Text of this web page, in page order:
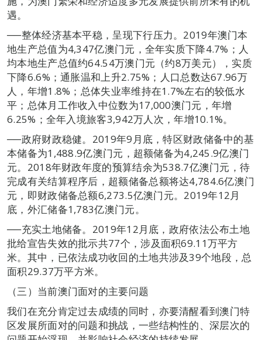
遇。
──整体经济基本平稳，呈现下行压力。2019年澳门本
地生产总值为4,347亿澳门元，全年实质下降4.7%；人
均本地生产总值约64.54万澳门元（约8万美元），实质
下降6.6%；通胀温和上升2.75%；人口总数达67.96万
人，年增1.8%；总体失业率维持在1.7%左右的较低水
平；总体月工作收入中位数为17,000澳门元，年增
6.25%；全年入境旅客3,942万人次，年增10.1%。
──政府财政稳健。2019年9月底，特区财政储备中的基
本储备为1,488.9亿澳门元，超额储备为4,245.9亿澳门
元。2018年财政年度的预算结余为538.7亿澳门元，待
完成有关结算程序后，超额储备总额将达4,784.6亿澳门
元，即财政储备总额6,273.5亿澳门元。2019年12月
底，外汇储备1,783亿澳门元。
──充实土地储备。2019年12月底，政府依法公布土地
批给宣告失效的批示共77个，涉及面积69.11万平方
米。其中，已依法成功收回的土地共涉及39个地段，总
面积29.37万平方米。
（三）当前澳门面对的主要问题
我们在充分肯定过去成绩的同时，亦要清醒看到澳门特
区发展所面对的问题和挑战，一些结构性的、深层次的